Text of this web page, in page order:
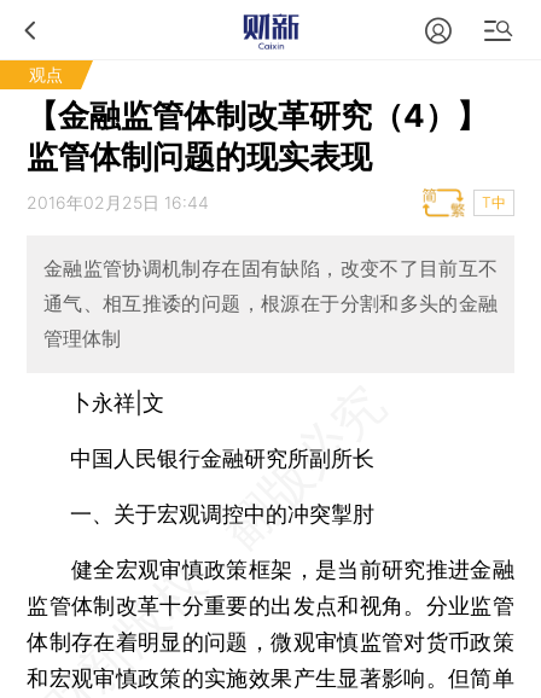
观点
【金融监管体制改革研究（4）】
监管体制问题的现实表现
2016年02月25日 16:44 T中
金融监管协调机制存在固有缺陷，改变不了目前互不
通气、相互推诿的问题，根源在于分割和多头的金融
管理体制
卜永祥|文
中国人民银行金融研究所副所长
一、关于宏观调控中的冲突掣肘
健全宏观审慎政策框架，是当前研究推进金融
监管体制改革十分重要的出发点和视角。分业监管
体制存在着明显的问题，微观审慎监管对货币政策
和宏观审慎政策的实施效果产生显著影响。但简单